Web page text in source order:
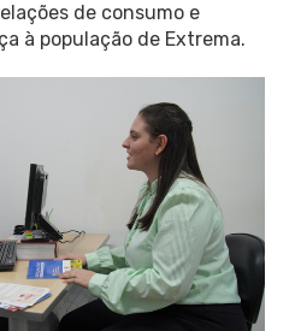
de consumo e
à população de Extrema.